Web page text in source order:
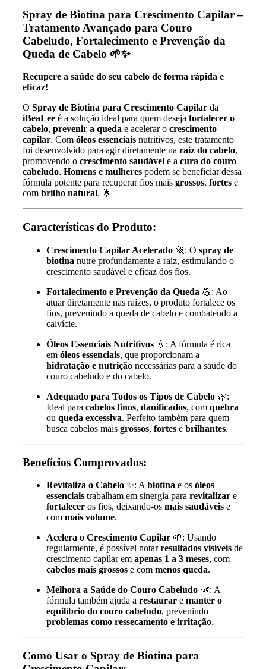
Spray de Biotina para Crescimento Capilar –
Tratamento Avançado para Couro
Cabeludo, Fortalecimento e Prevenção da
Queda de Cabelo 🌱✨
Recupere a saúde do seu cabelo de forma rápida e
eficaz!
O Spray de Biotina para Crescimento Capilar da
iBeaLee é a solução ideal para quem deseja fortalecer o
cabelo, prevenir a queda e acelerar o crescimento
capilar. Com óleos essenciais nutritivos, este tratamento
foi desenvolvido para agir diretamente na raiz do cabelo,
promovendo o crescimento saudável e a cura do couro
cabeludo. Homens e mulheres podem se beneficiar dessa
fórmula potente para recuperar fios mais grossos, fortes e
com brilho natural. 🌟
Características do Produto:
Crescimento Capilar Acelerado 🚀: O spray de
biotina nutre profundamente a raiz, estimulando o
crescimento saudável e eficaz dos fios.
Fortalecimento e Prevenção da Queda 💪: Ao
atuar diretamente nas raízes, o produto fortalece os
fios, prevenindo a queda de cabelo e combatendo a
calvície.
Óleos Essenciais Nutritivos 💧: A fórmula é rica
em óleos essenciais, que proporcionam a
hidratação e nutrição necessárias para a saúde do
couro cabeludo e do cabelo.
Adequado para Todos os Tipos de Cabelo 🌿:
Ideal para cabelos finos, danificados, com quebra
ou queda excessiva. Perfeito também para quem
busca cabelos mais grossos, fortes e brilhantes.
Benefícios Comprovados:
Revitaliza o Cabelo ✨: A biotina e os óleos
essenciais trabalham em sinergia para revitalizar e
fortalecer os fios, deixando-os mais saudáveis e
com mais volume.
Acelera o Crescimento Capilar 🌱: Usando
regularmente, é possível notarresultados visíveis de
crescimento capilar em apenas 1 a 3 meses, com
cabelos mais grossos e com menos queda.
Melhora a Saúde do Couro Cabeludo 🌿: A
fórmula também ajuda a restaurar e manter o
equilíbrio do couro cabeludo, prevenindo
problemas como ressecamento e irritação.
Como Usar o Spray de Biotina para